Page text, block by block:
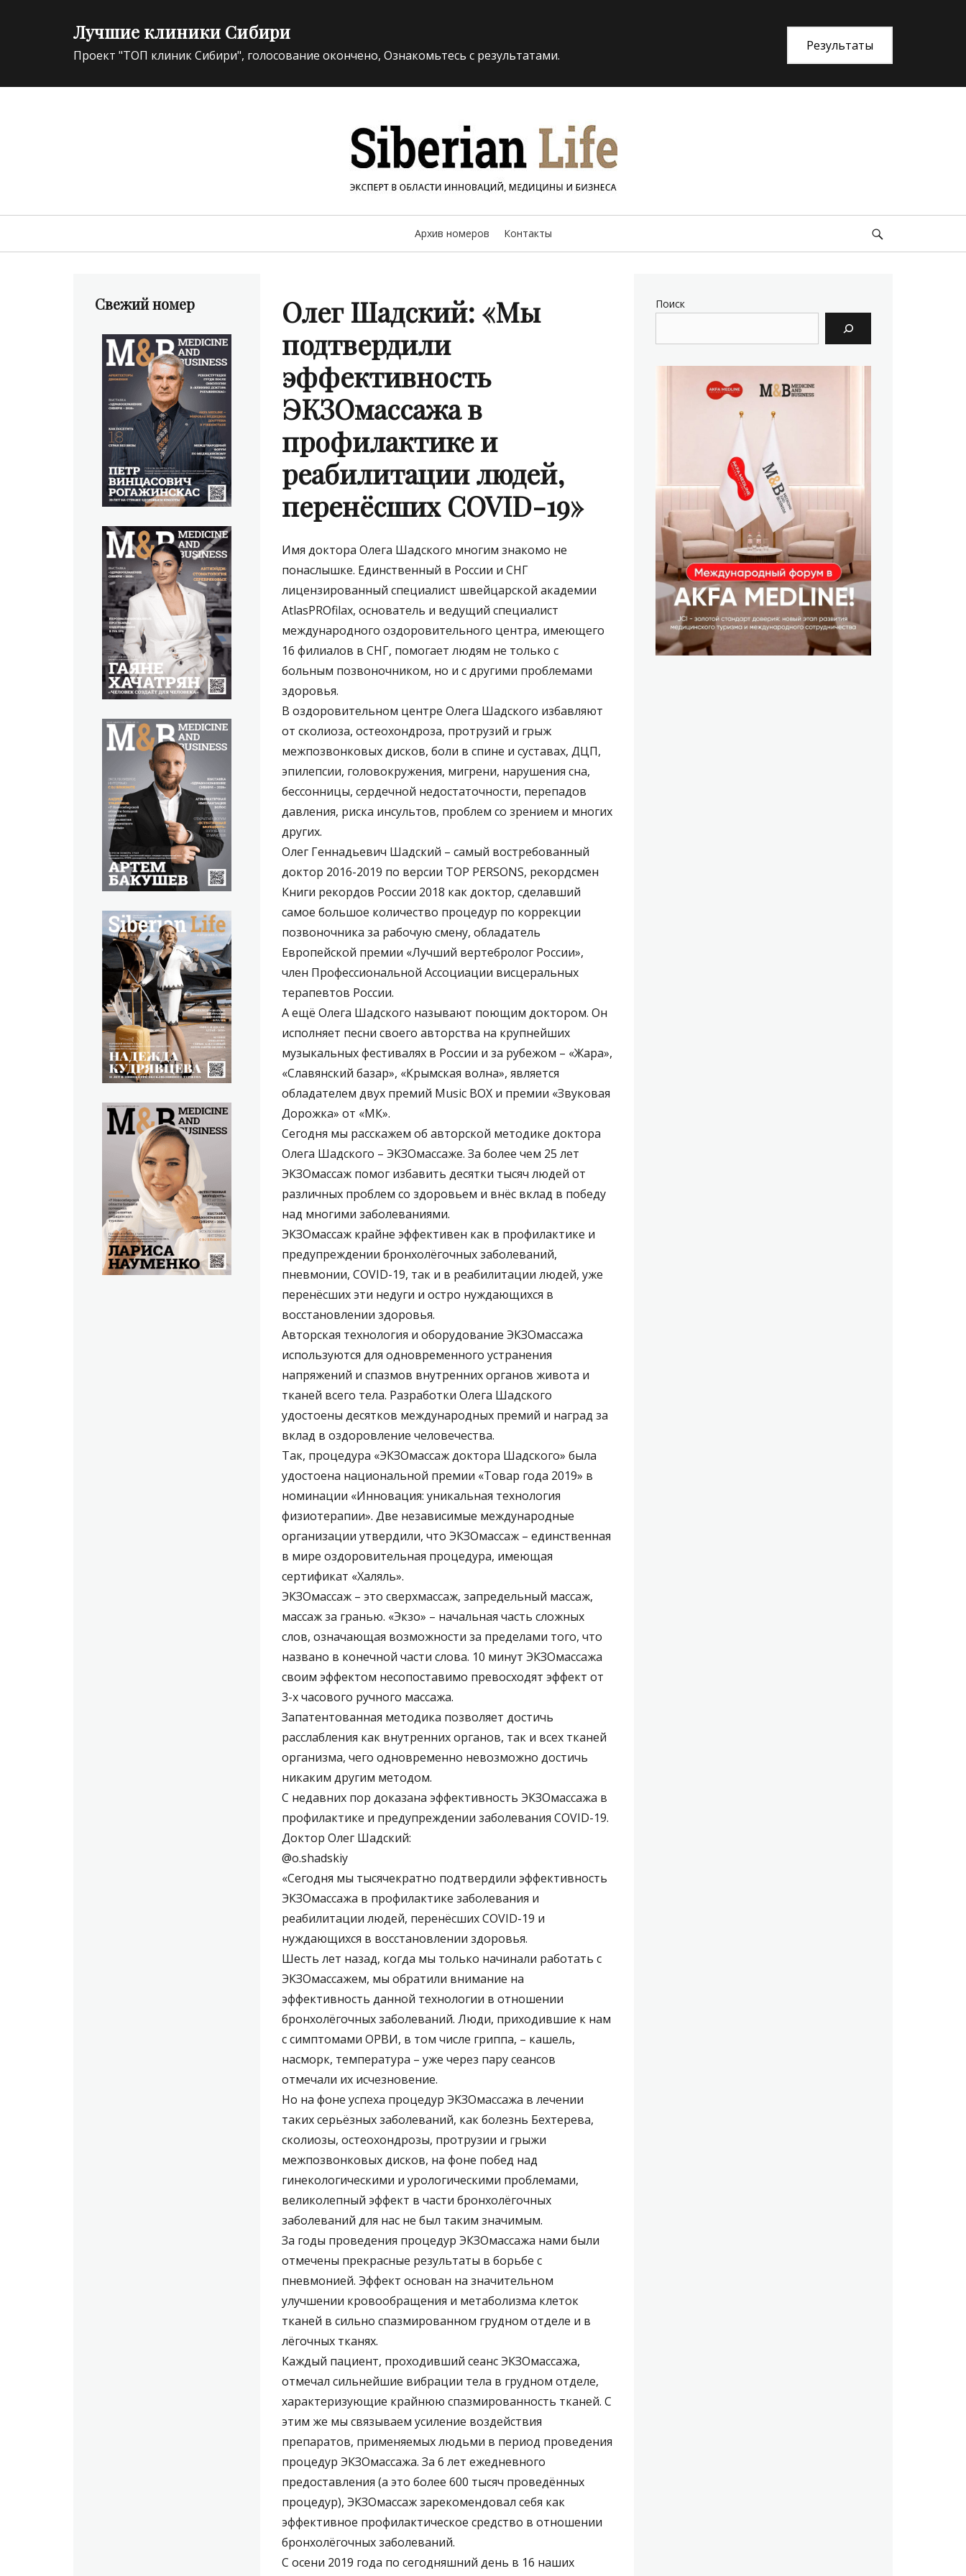
Лучшие клиники Сибири
Проект "ТОП клиник Сибири", голосование окончено, Ознакомьтесь с результатами.
Результаты
«Siberian Life»
menu
Архив номеров Контакты
Олег Шадский: «Мы
подтвердили
эффективность
ЭКЗОмассажа в
профилактике и
реабилитации людей,
перенёсших COVID-19»
Имя доктора Олега Шадского многим знакомо не
понаслышке. Единственный в России и СНГ
лицензированный специалист швейцарской академии
AtlasPROfilax, основатель и ведущий специалист
международного оздоровительного центра, имеющего
16 филиалов в СНГ, помогает людям не только с
больным позвоночником, но и с другими проблемами
здоровья.
В оздоровительном центре Олега Шадского избавляют
от сколиоза, остеохондроза, протрузий и грыж
межпозвонковых дисков, боли в спине и суставах, ДЦП,
эпилепсии, головокружения, мигрени, нарушения сна,
бессонницы, сердечной недостаточности, перепадов
давления, риска инсультов, проблем со зрением и многих
других.
Олег Геннадьевич Шадский – самый востребованный
доктор 2016-2019 по версии TOP PERSONS, рекордсмен
Книги рекордов России 2018 как доктор, сделавший
самое большое количество процедур по коррекции
позвоночника за рабочую смену, обладатель
Европейской премии «Лучший вертебролог России»,
член Профессиональной Ассоциации висцеральных
терапевтов России.
А ещё Олега Шадского называют поющим доктором. Он
исполняет песни своего авторства на крупнейших
музыкальных фестивалях в России и за рубежом – «Жара»,
«Славянский базар», «Крымская волна», является
обладателем двух премий Music BOX и премии «Звуковая
Дорожка» от «МК».
Сегодня мы расскажем об авторской методике доктора
Олега Шадского – ЭКЗОмассаже. За более чем 25 лет
ЭКЗОмассаж помог избавить десятки тысяч людей от
различных проблем со здоровьем и внёс вклад в победу
над многими заболеваниями.
ЭКЗОмассаж крайне эффективен как в профилактике и
предупреждении бронхолёгочных заболеваний,
пневмонии, COVID-19, так и в реабилитации людей, уже
перенёсших эти недуги и остро нуждающихся в
восстановлении здоровья.
Авторская технология и оборудование ЭКЗОмассажа
используются для одновременного устранения
напряжений и спазмов внутренних органов живота и
тканей всего тела. Разработки Олега Шадского
удостоены десятков международных премий и наград за
вклад в оздоровление человечества.
Так, процедура «ЭКЗОмассаж доктора Шадского» была
удостоена национальной премии «Товар года 2019» в
номинации «Инновация: уникальная технология
физиотерапии». Две независимые международные
организации утвердили, что ЭКЗОмассаж – единственная
в мире оздоровительная процедура, имеющая
сертификат «Халяль».
ЭКЗОмассаж – это сверхмассаж, запредельный массаж,
массаж за гранью. «Экзо» – начальная часть сложных
слов, означающая возможности за пределами того, что
названо в конечной части слова. 10 минут ЭКЗОмассажа
своим эффектом несопоставимо превосходят эффект от
3-х часового ручного массажа.
Запатентованная методика позволяет достичь
расслабления как внутренних органов, так и всех тканей
организма, чего одновременно невозможно достичь
никаким другим методом.
С недавних пор доказана эффективность ЭКЗОмассажа в
профилактике и предупреждении заболевания COVID-19.
Доктор Олег Шадский:
@o.shadskiy
«Сегодня мы тысячекратно подтвердили эффективность
ЭКЗОмассажа в профилактике заболевания и
реабилитации людей, перенёсших COVID-19 и
нуждающихся в восстановлении здоровья.
Шесть лет назад, когда мы только начинали работать с
ЭКЗОмассажем, мы обратили внимание на
эффективность данной технологии в отношении
бронхолёгочных заболеваний. Люди, приходившие к нам
с симптомами ОРВИ, в том числе гриппа, – кашель,
насморк, температура – уже через пару сеансов
отмечали их исчезновение.
Но на фоне успеха процедур ЭКЗОмассажа в лечении
таких серьёзных заболеваний, как болезнь Бехтерева,
сколиозы, остеохондрозы, протрузии и грыжи
межпозвонковых дисков, на фоне побед над
гинекологическими и урологическими проблемами,
великолепный эффект в части бронхолёгочных
заболеваний для нас не был таким значимым.
За годы проведения процедур ЭКЗОмассажа нами были
отмечены прекрасные результаты в борьбе с
пневмонией. Эффект основан на значительном
улучшении кровообращения и метаболизма клеток
тканей в сильно спазмированном грудном отделе и в
лёгочных тканях.
Каждый пациент, проходивший сеанс ЭКЗОмассажа,
отмечал сильнейшие вибрации тела в грудном отделе,
характеризующие крайнюю спазмированность тканей. С
этим же мы связываем усиление воздействия
препаратов, применяемых людьми в период проведения
процедур ЭКЗОмассажа. За 6 лет ежедневного
предоставления (а это более 600 тысяч проведённых
процедур), ЭКЗОмассаж зарекомендовал себя как
эффективное профилактическое средство в отношении
бронхолёгочных заболеваний.
С осени 2019 года по сегодняшний день в 16 наших
Свежий номер Поиск